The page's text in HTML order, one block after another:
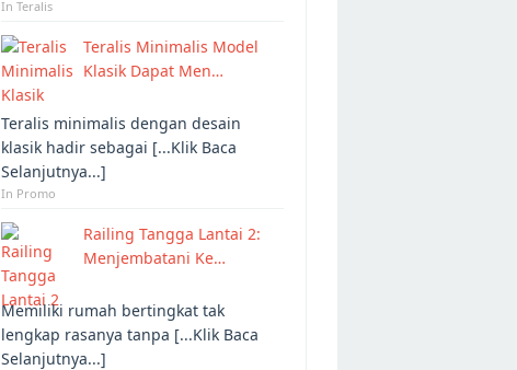
In Teralis
Teralis Minimalis Model
Klasik Dapat Men…
Teralis minimalis dengan desain
klasik hadir sebagai [...Klik Baca
Selanjutnya...]
In Promo
Railing Tangga Lantai 2:
Menjembatani Ke…
Memiliki rumah bertingkat tak
lengkap rasanya tanpa [...Klik Baca
Selanjutnya...]